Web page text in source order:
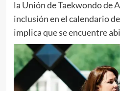
la Unión de Taekwondo de
inclusión en el calendario
implica que se encuentre